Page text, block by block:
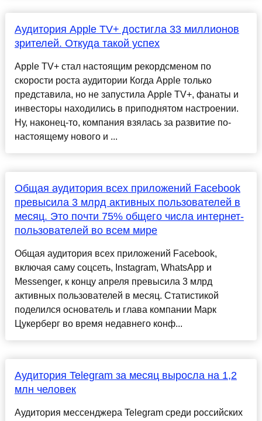
Аудитория Apple TV+ достигла 33 миллионов
зрителей. Откуда такой успех
Apple TV+ стал настоящим рекордсменом по
скорости роста аудитории Когда Apple только
представила, но не запустила Apple TV+, фанаты и
инвесторы находились в приподнятом настроении.
Ну, наконец-то, компания взялась за развитие по-
настоящему нового и ...
Общая аудитория всех приложений Facebook
превысила 3 млрд активных пользователей в
месяц. Это почти 75% общего числа интернет-
пользователей во всем мире
Общая аудитория всех приложений Facebook,
включая саму соцсеть, Instagram, WhatsApp и
Messenger, к концу апреля превысила 3 млрд
активных пользователей в месяц. Статистикой
поделился основатель и глава компании Марк
Цукерберг во время недавнего конф...
Аудитория Telegram за месяц выросла на 1,2
млн человек
Аудитория мессенджера Telegram среди российских